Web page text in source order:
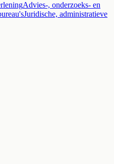
Advies-, onderzoeks- en
Juridische, administratieve